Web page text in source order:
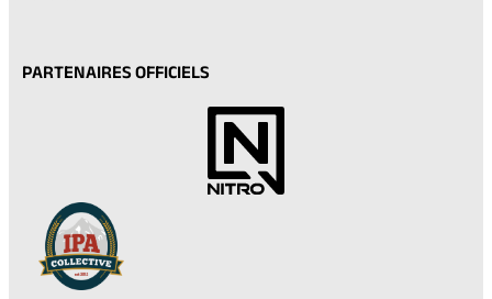
PARTENAIRES OFFICIELS